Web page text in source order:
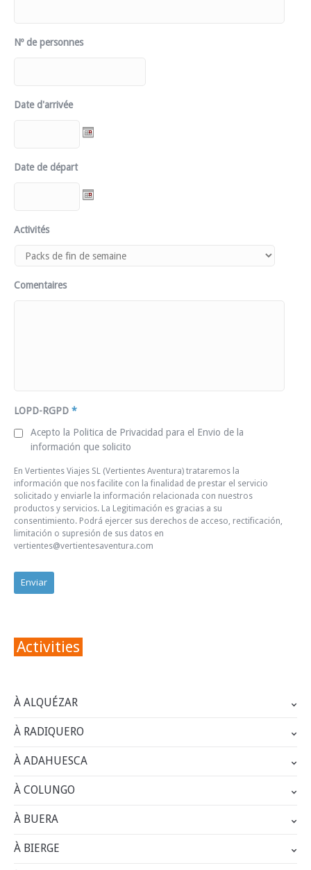
Nº de personnes
Date d'arrivée
Date de départ
Activités
Comentaires
LOPD-RGPD *
Acepto la Politica de Privacidad para el Envio de la
información que solicito
En Vertientes Viajes SL (Vertientes Aventura) trataremos la
información que nos facilite con la finalidad de prestar el servicio
solicitado y enviarle la información relacionada con nuestros
productos y servicios. La Legitimación es gracias a su
consentimiento. Podrá ejercer sus derechos de acceso, rectificación,
limitación o supresión de sus datos en
vertientes@vertientesaventura.com
Activities
À ALQUÉZAR
À RADIQUERO
À ADAHUESCA
À COLUNGO
À BUERA
À BIERGE